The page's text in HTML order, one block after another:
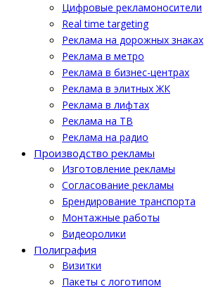
Цифровые рекламоносители
Real time targeting
Реклама на дорожных знаках
Реклама в метро
Реклама в бизнес-центрах
Реклама в элитных ЖК
Реклама в лифтах
Реклама на ТВ
Реклама на радио
Производство рекламы
Изготовление рекламы
Cогласование рекламы
Брендирование транспорта
Монтажные работы
Видеоролики
Полиграфия
Визитки
Пакеты с логотипом